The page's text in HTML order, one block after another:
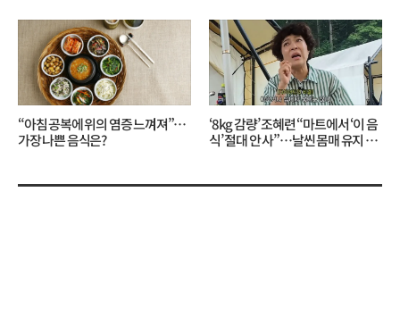
“아침 공복에 위의 염증 느껴져”…
가장 나쁜 음식은?
‘8kg 감량’ 조혜련 “마트에서 ‘이 음
식’ 절대 안 사”…날씬 몸매 유지 비